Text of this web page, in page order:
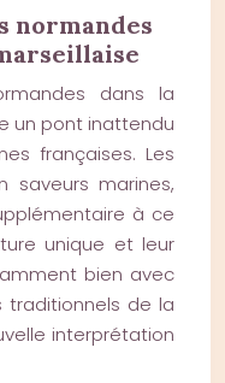
normandes
dans la
un pont inattendu
françaises. Les
saveurs marines,
à ce
unique et leur
bien avec
traditionnels de la
interprétation